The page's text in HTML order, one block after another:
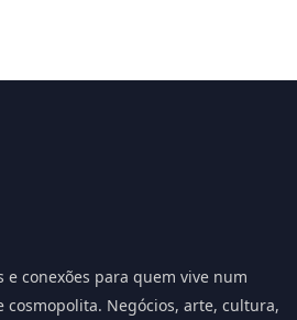
conexões para quem vive num
cosmopolita. Negócios, arte, cultura,